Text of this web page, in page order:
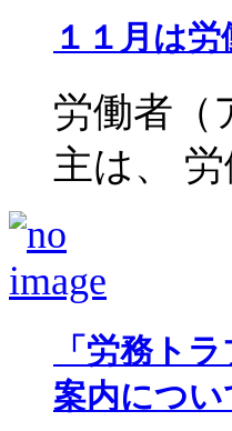
１１月は
労働者（
主は、
「労務ト
案内につい